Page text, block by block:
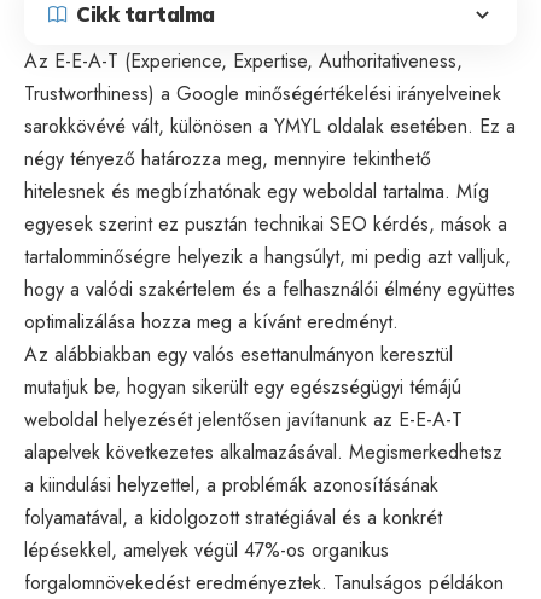
Cikk tartalma
Az E-E-A-T (Experience, Expertise, Authoritativeness,
Trustworthiness) a Google minőségértékelési irányelveinek
sarokkövévé vált, különösen a YMYL oldalak esetében. Ez a
négy tényező határozza meg, mennyire tekinthető
hitelesnek és megbízhatónak egy weboldal tartalma. Míg
egyesek szerint ez pusztán technikai SEO kérdés, mások a
tartalomminőségre helyezik a hangsúlyt, mi pedig azt valljuk,
hogy a valódi szakértelem és a felhasználói élmény együttes
optimalizálása hozza meg a kívánt eredményt.
Az alábbiakban egy valós esettanulmányon keresztül
mutatjuk be, hogyan sikerült egy egészségügyi témájú
weboldal helyezését jelentősen javítanunk az E-E-A-T
alapelvek következetes alkalmazásával. Megismerkedhetsz
a kiindulási helyzettel, a problémák azonosításának
folyamatával, a kidolgozott stratégiával és a konkrét
lépésekkel, amelyek végül 47%-os organikus
forgalomnövekedést eredményeztek. Tanulságos példákon